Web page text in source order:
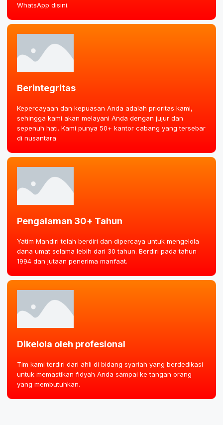
WhatsApp disini.
Berintegritas
Kepercayaan dan kepuasan Anda adalah prioritas kami,
sehingga kami akan melayani Anda dengan jujur dan
sepenuh hati. Kami punya 50+ kantor cabang yang tersebar
di nusantara
Pengalaman 30+ Tahun
Yatim Mandiri telah berdiri dan dipercaya untuk mengelola
dana umat selama lebih dari 30 tahun. Berdiri pada tahun
1994 dan jutaan penerima manfaat.
Dikelola oleh profesional
Tim kami terdiri dari ahli di bidang syariah yang berdedikasi
untuk memastikan fidyah Anda sampai ke tangan orang
yang membutuhkan.